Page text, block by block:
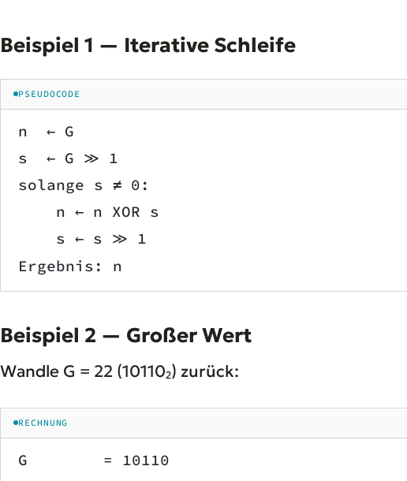
Beispiel 1 — Iterative Schleife
PSEUDOCODE
n  ← G
s  ← G ≫ 1
solange s ≠ 0:
    n ← n XOR s
    s ← s ≫ 1
Ergebnis: n
Beispiel 2 — Großer Wert
Wandle G = 22 (10110₂) zurück:
RECHNUNG
G        = 10110